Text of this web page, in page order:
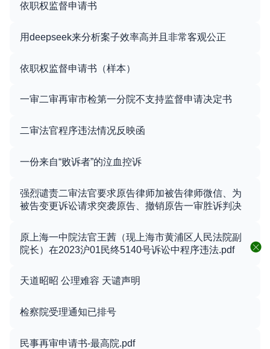
依职权监督申请书
用deepseek来分析案子效率高并且非常客观公正
依职权监督申请书（样本）
一审二审再审市检第一分院不支持监督申请决定书
二审法官程序违法情况反映函
一份来自“败诉者”的泣血控诉
强烈谴责二审法官要求原告律师加被告律师微信、为
被告变更诉讼请求突袭原告、撤销原告一审胜诉判决
原上海一中院法官王茜（现上海市黄浦区人民法院副
院长）在2023沪01民终5140号诉讼中程序违法.pdf
天道昭昭 公理难容 天谴声明
检察院受理通知已排号
民事再审申请书-最高院.pdf